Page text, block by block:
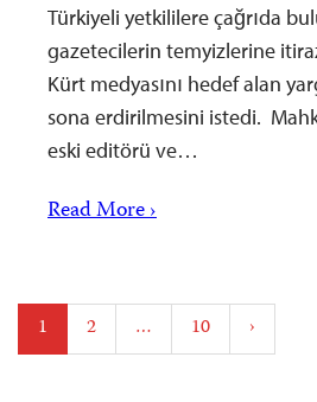
Türkiyeli yetkililere çağrıda
gazetecilerin temyizlerine
Kürt medyasını hedef alan
sona erdirilmesini istedi.
eski editörü ve…
Read More ›
Posts
pagination
1 2 … 10 ›